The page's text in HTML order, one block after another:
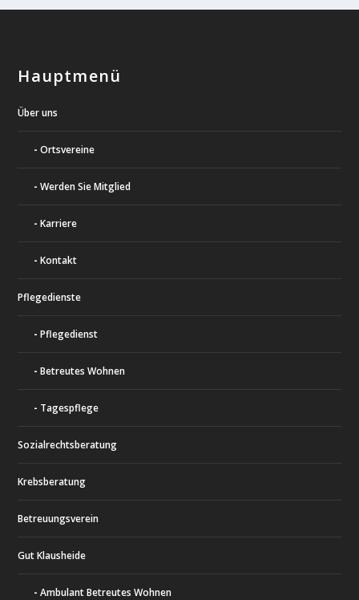
Hauptmenü
Über uns
Ortsvereine
Werden Sie Mitglied
Karriere
Kontakt
Pflegedienste
Pflegedienst
Betreutes Wohnen
Tagespflege
Sozialrechtsberatung
Krebsberatung
Betreuungsverein
Gut Klausheide
Ambulant Betreutes Wohnen